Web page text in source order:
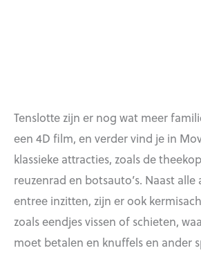
Tenslotte zijn er nog wat meer
een 4D film, en verder vind je in
klassieke attracties, zoals de
reuzenrad en botsauto’s. Naast
entree inzitten, zijn er ook
zoals eendjes vissen of schieten,
moet betalen en knuffels en ander